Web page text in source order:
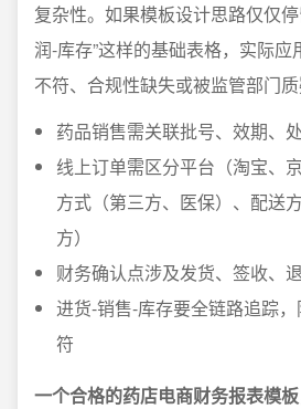
复杂性。如果模板设计思路仅仅
润-库存”这样的基础表格，实际
不符、合规性缺失或被监管部门质
药品销售需关联批号、效期、
线上订单需区分平台（淘宝、
方式（第三方、医保）、配送
方）
财务确认点涉及发货、签收、
进货-销售-库存要全链路追踪，
符
一个合格的药店电商财务报表模